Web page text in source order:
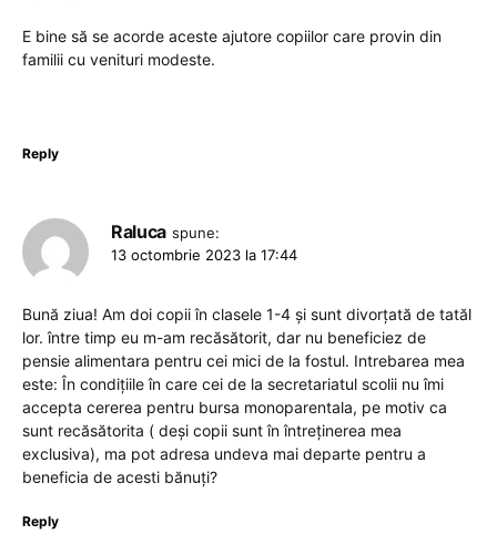
E bine să se acorde aceste ajutore copiilor care provin din
familii cu venituri modeste.
Reply
Raluca spune:
13 octombrie 2023 la 17:44
Bună ziua! Am doi copii în clasele 1-4 și sunt divorțată de tatăl
lor. între timp eu m-am recăsătorit, dar nu beneficiez de
pensie alimentara pentru cei mici de la fostul. Intrebarea mea
este: În condițiile în care cei de la secretariatul scolii nu îmi
accepta cererea pentru bursa monoparentala, pe motiv ca
sunt recăsătorita ( deși copii sunt în întreținerea mea
exclusiva), ma pot adresa undeva mai departe pentru a
beneficia de acesti bănuți?
Reply